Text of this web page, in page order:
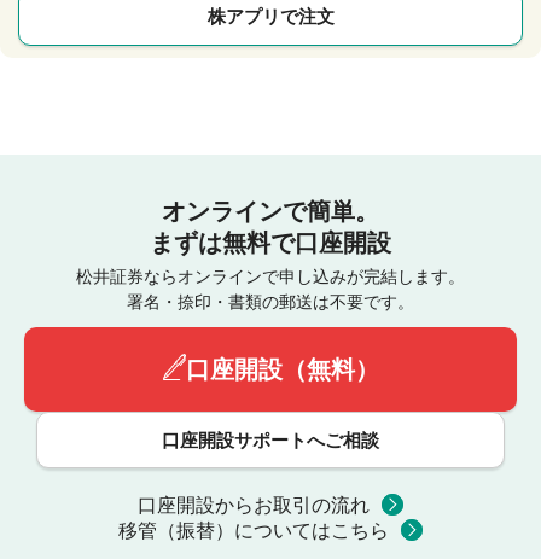
株アプリで注文
オンラインで簡単。
まずは無料で口座開設
松井証券ならオンラインで申し込みが完結します。
署名・捺印・書類の郵送は不要です。
口座開設（無料）
口座開設サポートへご相談
口座開設からお取引の流れ
移管（振替）についてはこちら